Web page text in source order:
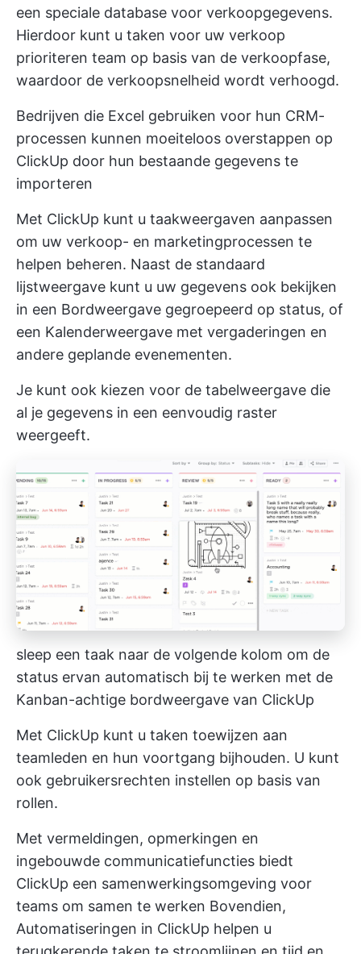
een speciale database voor verkoopgegevens.
Hierdoor kunt u taken voor uw verkoop
prioriteren team op basis van de verkoopfase,
waardoor de verkoopsnelheid wordt verhoogd.
Bedrijven die Excel gebruiken voor hun CRM-
processen kunnen moeiteloos overstappen op
ClickUp door hun bestaande gegevens te
importeren
Met ClickUp kunt u taakweergaven aanpassen
om uw verkoop- en marketingprocessen te
helpen beheren. Naast de standaard
lijstweergave kunt u uw gegevens ook bekijken
in een Bordweergave gegroepeerd op status, of
een Kalenderweergave met vergaderingen en
andere geplande evenementen.
Je kunt ook kiezen voor de tabelweergave die
al je gegevens in een eenvoudig raster
weergeeft.
sleep een taak naar de volgende kolom om de
status ervan automatisch bij te werken met de
Kanban-achtige bordweergave van ClickUp
Met ClickUp kunt u taken toewijzen aan
teamleden en hun voortgang bijhouden. U kunt
ook gebruikersrechten instellen op basis van
rollen.
Met vermeldingen, opmerkingen en
ingebouwde communicatiefuncties biedt
ClickUp een samenwerkingsomgeving voor
teams om samen te werken Bovendien,
Automatiseringen in ClickUp helpen u